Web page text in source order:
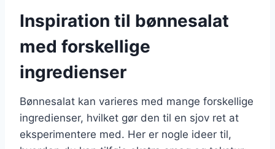
Inspiration til bønnesalat
med forskellige
ingredienser
Bønnesalat kan varieres med mange forskellige
ingredienser, hvilket gør den til en sjov ret at
eksperimentere med. Her er nogle ideer til,